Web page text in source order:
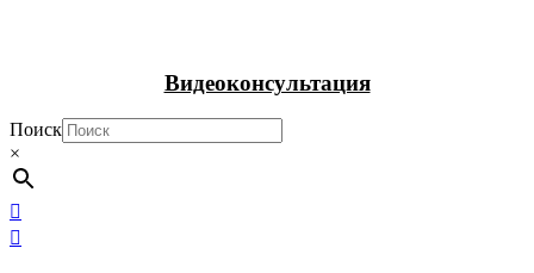
Видеоконсультация
Поиск
×